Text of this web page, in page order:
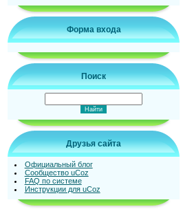
Форма входа
Поиск
Друзья сайта
Официальный блог
Сообщество uCoz
FAQ по системе
Инструкции для uCoz